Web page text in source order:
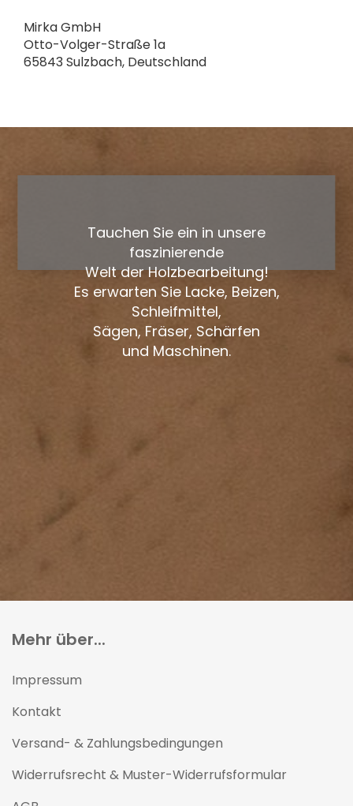
Mirka GmbH
Otto-Volger-Straße 1a
65843 Sulzbach, Deutschland
Tauchen Sie ein in unsere
faszinierende
Welt der Holzbearbeitung!
Es erwarten Sie Lacke, Beizen,
Schleifmittel,
Sägen, Fräser, Schärfen
und Maschinen.
Mehr über...
Impressum
Kontakt
Versand- & Zahlungsbedingungen
Widerrufsrecht & Muster-Widerrufsformular